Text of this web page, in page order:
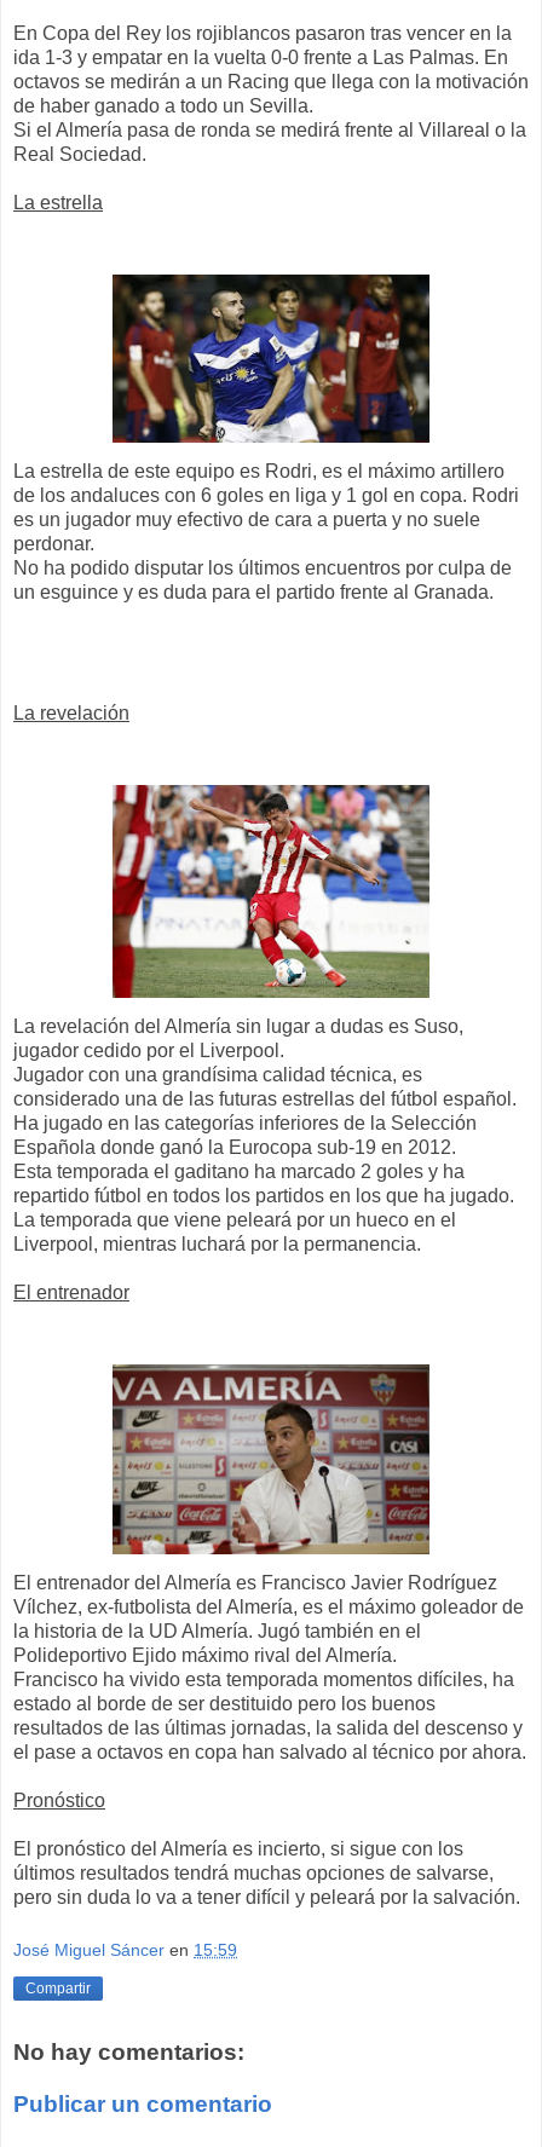
En Copa del Rey los rojiblancos pasaron tras vencer en la
ida 1-3 y empatar en la vuelta 0-0 frente a Las Palmas. En
octavos se medirán a un Racing que llega con la motivación
de haber ganado a todo un Sevilla.
Si el Almería pasa de ronda se medirá frente al Villareal o la
Real Sociedad.
La estrella
La estrella de este equipo es Rodri, es el máximo artillero
de los andaluces con 6 goles en liga y 1 gol en copa. Rodri
es un jugador muy efectivo de cara a puerta y no suele
perdonar.
No ha podido disputar los últimos encuentros por culpa de
un esguince y es duda para el partido frente al Granada.
La revelación
La revelación del Almería sin lugar a dudas es Suso,
jugador cedido por el Liverpool.
Jugador con una grandísima calidad técnica, es
considerado una de las futuras estrellas del fútbol español.
Ha jugado en las categorías inferiores de la Selección
Española donde ganó la Eurocopa sub-19 en 2012.
Esta temporada el gaditano ha marcado 2 goles y ha
repartido fútbol en todos los partidos en los que ha jugado.
La temporada que viene peleará por un hueco en el
Liverpool, mientras luchará por la permanencia.
El entrenador
El entrenador del Almería es Francisco Javier Rodríguez
Vílchez, ex-futbolista del Almería, es el máximo goleador de
la historia de la UD Almería. Jugó también en el
Polideportivo Ejido máximo rival del Almería.
Francisco ha vivido esta temporada momentos difíciles, ha
estado al borde de ser destituido pero los buenos
resultados de las últimas jornadas, la salida del descenso y
el pase a octavos en copa han salvado al técnico por ahora.
Pronóstico
El pronóstico del Almería es incierto, si sigue con los
últimos resultados tendrá muchas opciones de salvarse,
pero sin duda lo va a tener difícil y peleará por la salvación.
José Miguel Sáncer en 15:59
Compartir
No hay comentarios:
Publicar un comentario